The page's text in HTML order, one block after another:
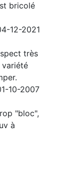
bricolé
12-2021
très
variété
10-2007
"bloc",
à